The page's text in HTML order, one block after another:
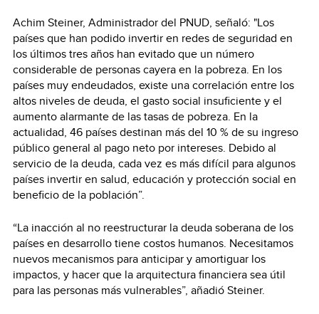
Achim Steiner, Administrador del PNUD, señaló: "Los
países que han podido invertir en redes de seguridad en
los últimos tres años han evitado que un número
considerable de personas cayera en la pobreza. En los
países muy endeudados, existe una correlación entre los
altos niveles de deuda, el gasto social insuficiente y el
aumento alarmante de las tasas de pobreza. En la
actualidad, 46 países destinan más del 10 % de su ingreso
público general al pago neto por intereses. Debido al
servicio de la deuda, cada vez es más difícil para algunos
países invertir en salud, educación y protección social en
beneficio de la población”.
“La inacción al no reestructurar la deuda soberana de los
países en desarrollo tiene costos humanos. Necesitamos
nuevos mecanismos para anticipar y amortiguar los
impactos, y hacer que la arquitectura financiera sea útil
para las personas más vulnerables”, añadió Steiner.